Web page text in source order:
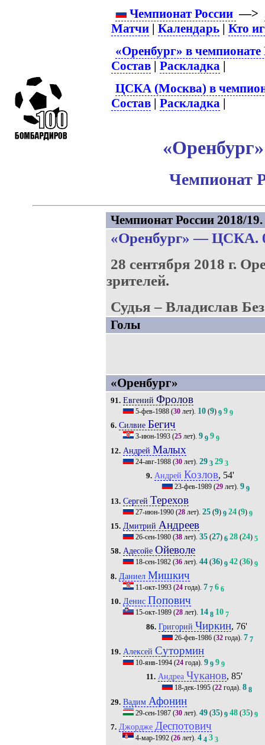
Чемпионат России —>
Матчи |Календарь |Кто
«Оренбург» в чемпионате
Состав |Раскладка |
ЦСКА (Москва) в
Состав |Раскладка |
Чемпионат
Чемпионат России 2018/
«Оренбург» —ЦСКА.
28 сентября 2018 г.
зрителей.
Судья – Владислав
Голы
«Оренбург»
91. Евгений Фролов
5-фев-1988(30лет). 10(9) 9 9 9
6. Силвие Бегич
3-июн-1993(25лет). 9 9 9 9
12. Андрей Малых
24-авг-1988(30лет). 29 3 29 3
9. Андрей Козлов, 54'
23-фев-1989 (29 лет).9 9
13. Сергей Терехов
27-июн-1990(28лет). 25(9) 9 24(9) 9
15. Дмитрий Андреев
26-сен-1980(38лет). 35(27) 6 28(24) 5
58. Адесойе Ойеволе
18-сен-1982(36лет). 44(36) 9 42(36) 9
8. Даниел Мишкич
11-окт-1993(24года). 7 7 6 6
10. Денис Попович
15-окт-1989(28лет). 14 8 10 7
86. Григорий Чиркин, 76'
26-фев-1986 (32 года).7 7
19. Алексей Сутормин
10-янв-1994(24года). 9 9 9 9
11. Андреа Чуканов, 85'
18-дек-1995 (22 года).8 8
29. Вадим Афонин
29-сен-1987(30лет). 49(35) 9 48(35) 9
7. Джордже Деспотович
4-мар-1992(26лет). 4 4 3 3